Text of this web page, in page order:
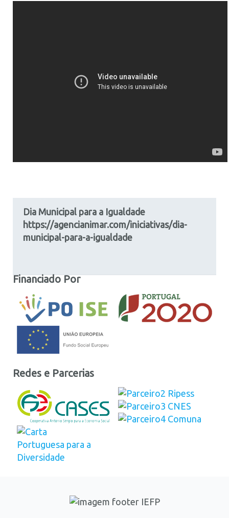
Dia Municipal para a Igualdade
https://agencianimar.com/iniciativas/dia-
municipal-para-a-igualdade
Financiado Por
Redes e Parcerias